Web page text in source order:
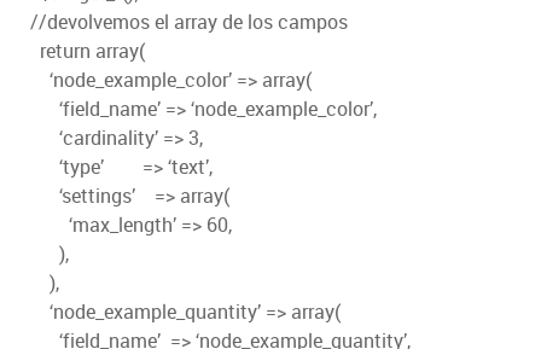
//devolvemos el array de los campos
return array(
‘node_example_color’ => array(
‘field_name’ => ‘node_example_color’,
‘cardinality’ => 3,
‘type’ => ‘text’,
‘settings’ => array(
‘max_length’ => 60,
),
),
‘node_example_quantity’ => array(
‘field_name’ => ‘node_example_quantity’,